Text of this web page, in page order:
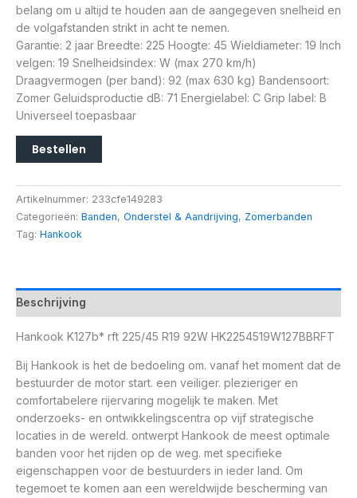
belang om u altijd te houden aan de aangegeven snelheid en
de volgafstanden strikt in acht te nemen.
Garantie: 2 jaar Breedte: 225 Hoogte: 45 Wieldiameter: 19 Inch
velgen: 19 Snelheidsindex: W (max 270 km/h)
Draagvermogen (per band): 92 (max 630 kg) Bandensoort:
Zomer Geluidsproductie dB: 71 Energielabel: C Grip label: B
Universeel toepasbaar
Bestellen
Artikelnummer: 233cfe149283
Categorieën: Banden, Onderstel & Aandrijving, Zomerbanden
Tag: Hankook
Beschrijving
Hankook K127b* rft 225/45 R19 92W HK2254519W127BBRFT
Bij Hankook is het de bedoeling om. vanaf het moment dat de
bestuurder de motor start. een veiliger. plezieriger en
comfortabelere rijervaring mogelijk te maken. Met
onderzoeks- en ontwikkelingscentra op vijf strategische
locaties in de wereld. ontwerpt Hankook de meest optimale
banden voor het rijden op de weg. met specifieke
eigenschappen voor de bestuurders in ieder land. Om
tegemoet te komen aan een wereldwijde bescherming van